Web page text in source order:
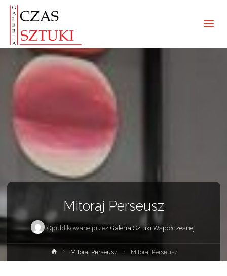
Mitoraj Perseusz
Opublikowane przez Galeria Sztuki Współczesnej
Strona
główna
Mitoraj Perseusz Mitoraj Perseusz